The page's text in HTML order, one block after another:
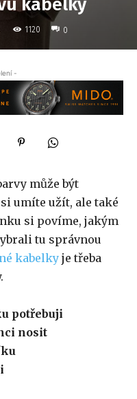
kabelky
1120 0
-
může být
umíte užít, ale také
si povíme, jakým
tu správnou
kabelkyje třeba
potřebuji
nosit